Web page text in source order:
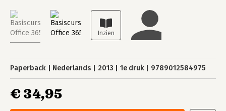
Paperback Nederlands 2013 1e druk 9789012584975
€ 34,95